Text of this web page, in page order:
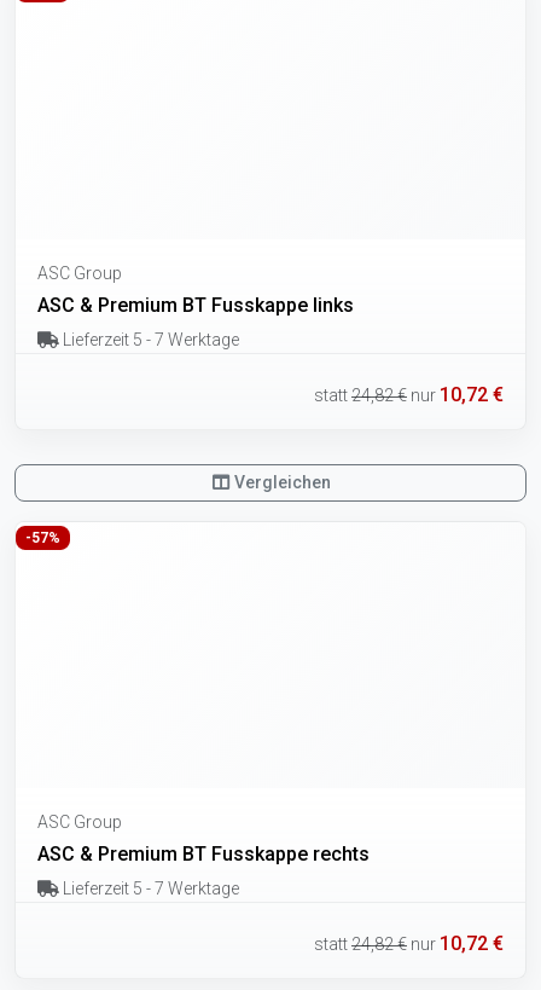
ASC Group
ASC & Premium BT Fusskappe links
Lieferzeit 5 - 7 Werktage
statt24,82 € nur 10,72 €
Vergleichen
-57%
ASC Group
ASC & Premium BT Fusskappe rechts
Lieferzeit 5 - 7 Werktage
statt24,82 € nur 10,72 €